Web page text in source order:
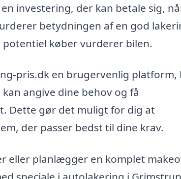
investering, der kan betale sig,
betydningen af en god
køber vurderer bilen.
pris.dk en brugervenlig platform,
angive dine behov og få
Dette gør det muligt for dig at
der passer bedst til dine krav.
eller planlægger en komplet